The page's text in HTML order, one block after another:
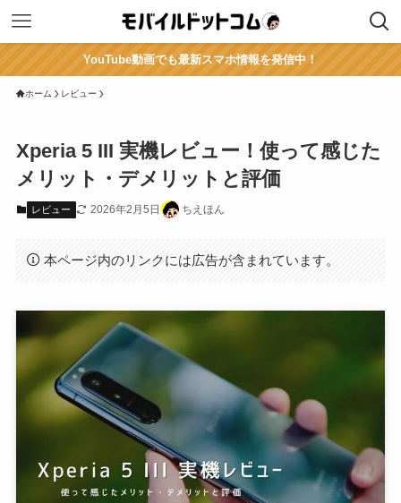
YouTube動画でも最新スマホ情報を発信中！
ホーム レビュー
Xperia 5 III 実機レビュー！使って感じた
メリット・デメリットと評価
レビュー 2026年2月5日 ちえほん
本ページ内のリンクには広告が含まれています。